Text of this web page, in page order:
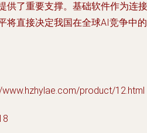
供了重要支撑。基础软件作为连接
将直接决定我国在全球AI竞争中的
product/12.html